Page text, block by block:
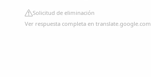
Solicitud de eliminación
Ver respuesta completa en translate.google.com